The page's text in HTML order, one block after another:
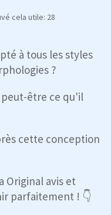
cela utile: 28
à tous les styles
?
être ce qu'il
cette conception
Original avis et
parfaitement ! 👇